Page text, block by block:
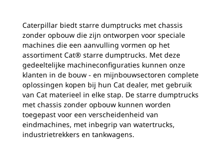
Caterpillar biedt starre dumptrucks met chassis
zonder opbouw die zijn ontworpen voor speciale
machines die een aanvulling vormen op het
assortiment Cat® starre dumptrucks. Met deze
gedeeltelijke machineconfiguraties kunnen onze
klanten in de bouw - en mijnbouwsectoren complete
oplossingen kopen bij hun Cat dealer, met gebruik
van Cat materieel in elke stap. De starre dumptrucks
met chassis zonder opbouw kunnen worden
toegepast voor een verscheidenheid van
eindmachines, met inbegrip van watertrucks,
industrietrekkers en tankwagens.